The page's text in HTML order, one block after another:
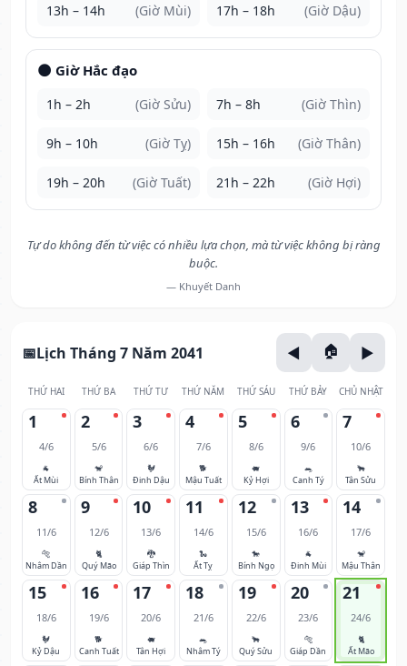
13h – 14h (Giờ Mùi) 17h – 18h (Giờ Dậu)
🌑 Giờ Hắc đạo
1h – 2h (Giờ Sửu) 7h – 8h (Giờ Thìn)
9h – 10h (Giờ Tỵ) 15h – 16h (Giờ Thân)
19h – 20h (Giờ Tuất) 21h – 22h (Giờ Hợi)
Tự do không đến từ việc có nhiều lựa chọn, mà từ việc không bị ràng
buộc.
— Khuyết Danh
Lịch Tháng 7 Năm 2041
THỨ HAI THỨ BA THỨ TƯ THỨ NĂM THỨ SÁU THỨ BẢY CHỦ NHẬT
1
4/6
🐐
Ất Mùi
2
5/6
🐒
Bính Thân
3
6/6
🐓
Đinh Dậu
4
7/6
🐕
Mậu Tuất
5
8/6
🐖
Kỷ Hợi
6
9/6
🐀
Canh Tý
7
10/6
🐂
Tân Sửu
8
11/6
🐅
Nhâm Dần
9
12/6
🐈
Quý Mão
10
13/6
🐉
Giáp Thìn
11
14/6
🐍
Ất Tỵ
12
15/6
🐎
Bính Ngọ
13
16/6
🐐
Đinh Mùi
14
17/6
🐒
Mậu Thân
15
18/6
🐓
Kỷ Dậu
16
19/6
🐕
Canh Tuất
17
20/6
🐖
Tân Hợi
18
21/6
🐀
Nhâm Tý
19
22/6
🐂
Quý Sửu
20
23/6
🐅
Giáp Dần
21
24/6
🐈
Ất Mão